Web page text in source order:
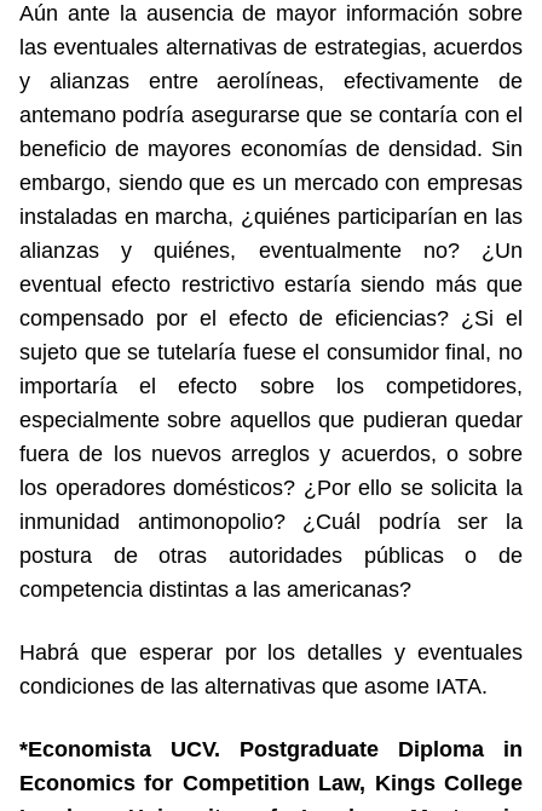
Aún ante la ausencia de mayor información sobre
las eventuales alternativas de estrategias, acuerdos
y alianzas entre aerolíneas, efectivamente de
antemano podría asegurarse que se contaría con el
beneficio de mayores economías de densidad. Sin
embargo, siendo que es un mercado con empresas
instaladas en marcha, ¿quiénes participarían en las
alianzas y quiénes, eventualmente no? ¿Un
eventual efecto restrictivo estaría siendo más que
compensado por el efecto de eficiencias? ¿Si el
sujeto que se tutelaría fuese el consumidor final, no
importaría el efecto sobre los competidores,
especialmente sobre aquellos que pudieran quedar
fuera de los nuevos arreglos y acuerdos, o sobre
los operadores domésticos? ¿Por ello se solicita la
inmunidad antimonopolio? ¿Cuál podría ser la
postura de otras autoridades públicas o de
competencia distintas a las americanas?
Habrá que esperar por los detalles y eventuales
condiciones de las alternativas que asome IATA.
*Economista UCV. Postgraduate Diploma in
Economics for Competition Law, Kings College